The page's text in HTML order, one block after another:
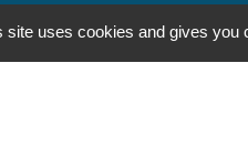
site uses cookies and gives you